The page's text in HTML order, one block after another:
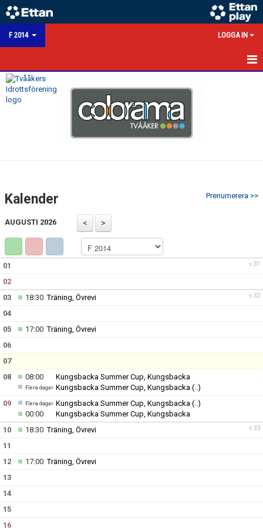
F 2014 LOGGA IN
TRUPPEN
Prenumerera >>
Kalender
AUGUSTI 2026
v.31
01
02
v.32
03 18:30Träning, Övrevi
04
05
17:00Träning, Övrevi
06
07
08
08:00 Kungsbacka Summer Cup, Kungsbacka
Flera dagar Kungsbacka Summer Cup, Kungsbacka (..)
09
Flera dagar Kungsbacka Summer Cup, Kungsbacka (..)
00:00
Kungsbacka Summer Cup, Kungsbacka
v.33
10 18:30Träning, Övrevi
11
12
17:00Träning, Övrevi
13
14
15
16